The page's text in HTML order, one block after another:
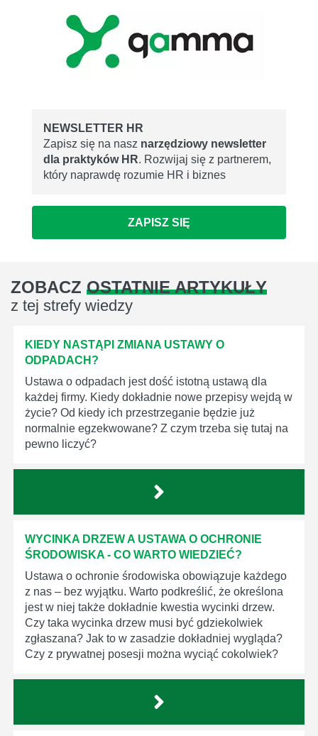
NEWSLETTER HR
Zapisz się na nasz narzędziowy newsletter
dla praktyków HR. Rozwijaj się z partnerem,
który naprawdę rozumie HR i biznes
ZAPISZ SIĘ
ZOBACZ OSTATNIE ARTYKUŁY
z tej strefy wiedzy
KIEDY NASTĄPI ZMIANA USTAWY O
ODPADACH?
Ustawa o odpadach jest dość istotną ustawą dla
każdej firmy. Kiedy dokładnie nowe przepisy wejdą w
życie? Od kiedy ich przestrzeganie będzie już
normalnie egzekwowane? Z czym trzeba się tutaj na
pewno liczyć?
WYCINKA DRZEW A USTAWA O OCHRONIE
ŚRODOWISKA - CO WARTO WIEDZIEĆ?
Ustawa o ochronie środowiska obowiązuje każdego
z nas – bez wyjątku. Warto podkreślić, że określona
jest w niej także dokładnie kwestia wycinki drzew.
Czy taka wycinka drzew musi być gdziekolwiek
zgłaszana? Jak to w zasadzie dokładniej wygląda?
Czy z prywatnej posesji można wyciąć cokolwiek?